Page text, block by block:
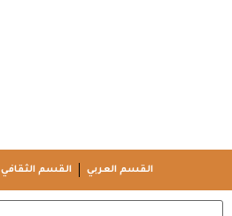
القسم العربي القسم الثقافي